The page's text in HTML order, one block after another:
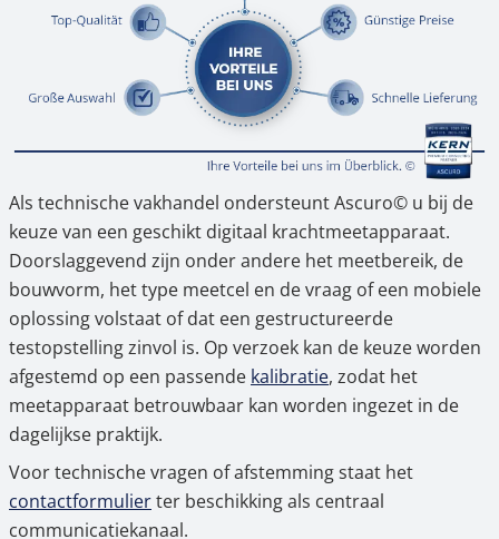
Als technische vakhandel ondersteunt Ascuro© u bij de
keuze van een geschikt digitaal krachtmeetapparaat.
Doorslaggevend zijn onder andere het meetbereik, de
bouwvorm, het type meetcel en de vraag of een mobiele
oplossing volstaat of dat een gestructureerde
testopstelling zinvol is. Op verzoek kan de keuze worden
afgestemd op een passende kalibratie, zodat het
meetapparaat betrouwbaar kan worden ingezet in de
dagelijkse praktijk.
Voor technische vragen of afstemming staat het
contactformulierter beschikking als centraal
communicatiekanaal.